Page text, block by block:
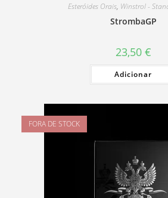
Esteróides Orais, Winstrol -
StrombaGP
23,50 €
Adicionar
FORA DE STOCK